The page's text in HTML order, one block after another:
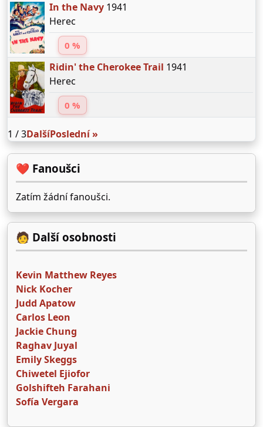
In the Navy1941
Herec
0 %
Ridin' the Cherokee Trail 1941
Herec
0 %
1 / 3DalšíPoslední »
❤️ Fanoušci
Zatím žádní fanoušci.
🧑 Další osobnosti
Kevin Matthew Reyes
Nick Kocher
Judd Apatow
Carlos Leon
Jackie Chung
Raghav Juyal
Emily Skeggs
Chiwetel Ejiofor
Golshifteh Farahani
Sofía Vergara